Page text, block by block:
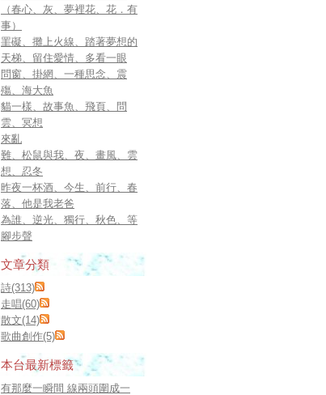
（春心、灰、夢裡花、花．有
事）
罣礙、攤上火線、踏著夢想的
天梯、留住愛情、多看一眼
問窗、掛網、一種思念、震
殤、海大魚
貓一樣、故事魚、飛頁、問
雲、冥想
來亂
難、松鼠與我、夜、畫風、雲
想、忍冬
昨夜一杯酒、今生、前行、春
落、他是我老爸
為誰、逆光、獨行、秋色、等
腳步聲
文章分類
詩(313)
走唱(60)
散文(14)
歌曲創作(5)
本台最新標籤
有那麼一瞬間 線兩頭圍成一